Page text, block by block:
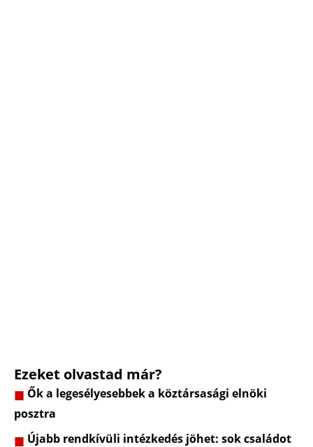
Ezeket olvastad már?
Ők a legesélyesebbek a köztársasági elnöki
posztra
Újabb rendkívüli intézkedés jöhet: sok családot